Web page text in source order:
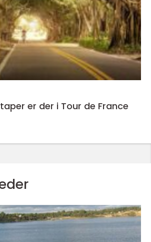
er der i Tour de France